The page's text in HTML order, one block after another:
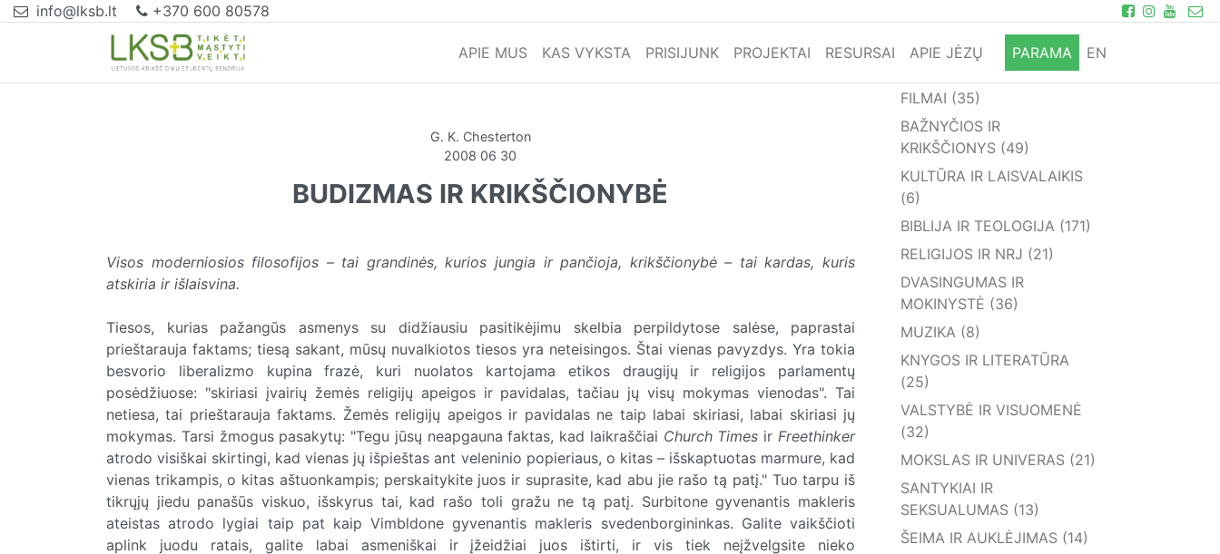
info@lksb.lt +370 600 80578
APIE MUS KAS VYKSTA PRISIJUNK PROJEKTAI RESURSAI APIE JĖZŲ PARAMA EN
G. K. Chesterton
2008 06 30
BUDIZMAS IR KRIKŠČIONYBĖ
Visos moderniosios filosofijos – tai grandinės, kurios jungia ir pančioja, krikščionybė – tai kardas, kuris
atskiria ir išlaisvina.
Tiesos, kurias pažangūs asmenys su didžiausiu pasitikėjimu skelbia perpildytose salėse, paprastai
prieštarauja faktams; tiesą sakant, mūsų nuvalkiotos tiesos yra neteisingos. Štai vienas pavyzdys. Yra tokia
besvorio liberalizmo kupina frazė, kuri nuolatos kartojama etikos draugijų ir religijos parlamentų
posėdžiuose: "skiriasi įvairių žemės religijų apeigos ir pavidalas, tačiau jų visų mokymas vienodas". Tai
netiesa, tai prieštarauja faktams. Žemės religijų apeigos ir pavidalas ne taip labai skiriasi, labai skiriasi jų
mokymas. Tarsi žmogus pasakytų: "Tegu jūsų neapgauna faktas, kad laikraščiai Church Times ir Freethinker
atrodo visiškai skirtingi, kad vienas jų išpieštas ant veleninio popieriaus, o kitas – išskaptuotas marmure, kad
vienas trikampis, o kitas aštuonkampis; perskaitykite juos ir suprasite, kad abu jie rašo tą patį." Tuo tarpu iš
tikrųjų jiedu panašūs viskuo, išskyrus tai, kad rašo toli gražu ne tą patį. Surbitone gyvenantis makleris
ateistas atrodo lygiai taip pat kaip Vimbldone gyvenantis makleris svedenborgininkas. Galite vaikščioti
aplink juodu ratais, galite labai asmeniškai ir įžeidžiai juos ištirti, ir vis tiek neįžvelgsite nieko
FILMAI (35)
BAŽNYČIOS IR
KRIKŠČIONYS (49)
KULTŪRA IR LAISVALAIKIS
(6)
BIBLIJA IR TEOLOGIJA (171)
RELIGIJOS IR NRJ (21)
DVASINGUMAS IR
MOKINYSTĖ (36)
MUZIKA (8)
KNYGOS IR LITERATŪRA
(25)
VALSTYBĖ IR VISUOMENĖ
(32)
MOKSLAS IR UNIVERAS (21)
SANTYKIAI IR
SEKSUALUMAS (13)
ŠEIMA IR AUKLĖJIMAS (14)